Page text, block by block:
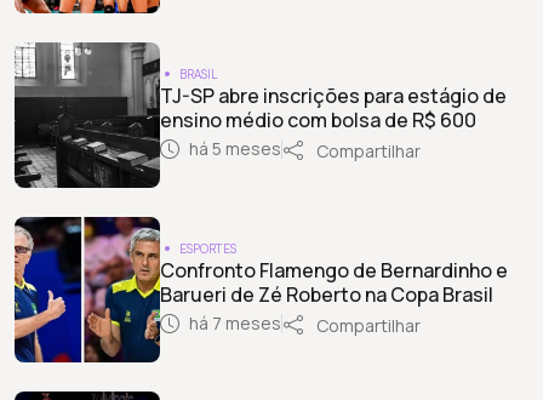
BRASIL
TJ-SP abre inscrições para estágio de
ensino médio com bolsa de R$ 600
há 5 meses Compartilhar
ESPORTES
Confronto Flamengo de Bernardinho e
Barueri de Zé Roberto na Copa Brasil
há 7 meses Compartilhar